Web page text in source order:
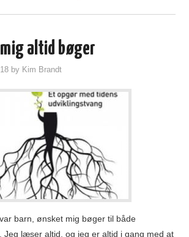
altid bøger
by Kim Brandt
barn, ønsket mig bøger til både
Jeg læser altid, og jeg er altid i gang med at